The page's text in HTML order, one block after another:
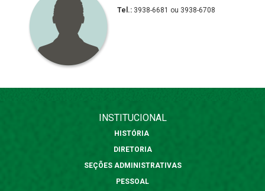
Tel.: 3938-6681 ou 3938-6708
INSTITUCIONAL
HISTÓRIA
DIRETORIA
SEÇÕES ADMINISTRATIVAS
PESSOAL